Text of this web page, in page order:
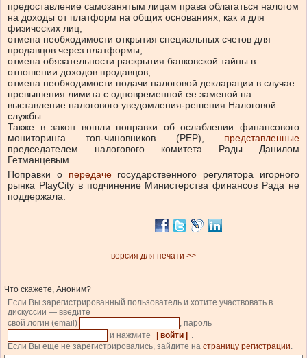
предоставление самозанятым лицам права облагаться налогом
на доходы от платформ на общих основаниях, как и для
физических лиц;
отмена необходимости открытия специальных счетов для
продавцов через платформы;
отмена обязательности раскрытия банковской тайны в
отношении доходов продавцов;
отмена необходимости подачи налоговой декларации в случае
превышения лимита с одновременной ее заменой на
выставление налогового уведомления-решения Налоговой
службы.
Также в закон вошли поправки об ослаблении финансового
мониторинга топ-чиновников (PEP), представленные
председателем налогового комитета Рады Данилом
Гетманцевым.
Поправки о передачегосударственного регулятора игорного
рынка PlayCity в подчинение Министерства финансов Рада не
поддержала.
версия для печати >>
Что скажете, Аноним?
Если Вы зарегистрированный пользователь и хотите участвовать в
дискуссии — введите
свой логин (email)
, пароль
и нажмите
| войти |
.
Если Вы еще не зарегистрировались, зайдите на страницу регистрации.